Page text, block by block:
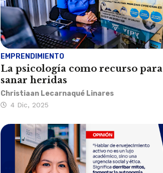
EMPRENDIMIENTO
La psicología como recurso para
sanar heridas
Christiaan Lecarnaqué Linares
4 Dic, 2025